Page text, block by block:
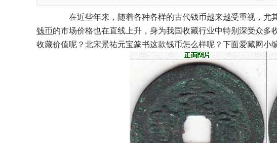
在近些年来，随着各种各样的古代钱币越来越受重视，尤
钱币的市场价格也在直线上升，身为我国收藏行业中特别深受众
收藏价值呢？北宋景祐元宝篆书这款钱币怎么样呢？下面爱藏网小